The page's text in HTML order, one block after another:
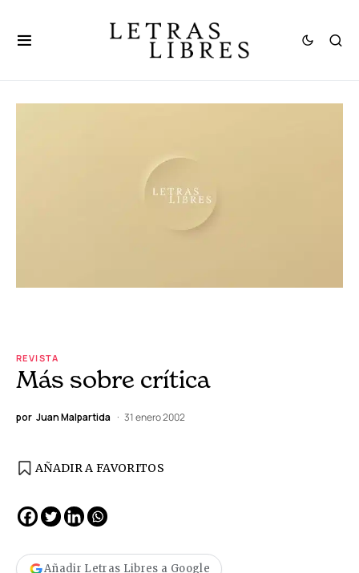
REVISTA
Más sobre crítica
por Juan Malpartida 31 enero 2002
AÑADIR A FAVORITOS
Añadir Letras Libres a Google